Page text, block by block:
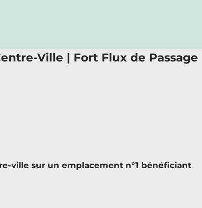
Ville | Fort Flux de Passage
ville sur un emplacement n°1 bénéficiant